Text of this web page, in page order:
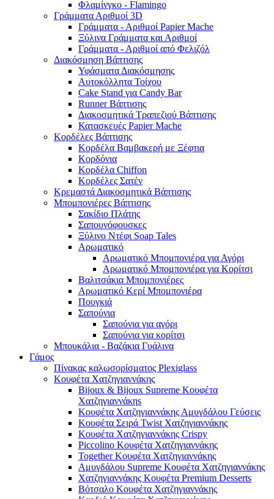
Φλαμίνγκο - Flamingo
Γράμματα Αριθμοί 3D
Γράμματα - Αριθμοί Papier Mache
Ξύλινα Γράμματα και Αριθμοί
Γράμματα - Αριθμοί από Φελιζόλ
Διακόσμηση Βάπτισης
Υφάσματα Διακόσμησης
Αυτοκόλλητα Τοίχου
Cake Stand για Candy Bar
Runner Βάπτισης
Διακοσμητικά Τραπεζιού Βάπτισης
Κατασκευές Papier Mache
Κορδέλες Βάπτισης
Κορδέλα Βαμβακερή με Ξέφτια
Κορδόνια
Κορδέλα Chiffon
Κορδέλες Σατέν
Κρεμαστά Διακοσμητικά Βάπτισης
Μπομπονιέρες Βάπτισης
Σακίδιο Πλάτης
Σαπουνόφουσκες
Ξύλινο Ντέφι Soap Tales
Αρωματικό
Αρωματικό Μπομπονιέρα για Αγόρι
Αρωματικό Μπομπονιέρα για Κορίτσι
Βαλιτσάκια Μπομπονιέρες
Αρωματικό Κερί Μπομπονιέρα
Πουγκιά
Σαπούνια
Σαπούνια για αγόρι
Σαπούνια για κορίτσι
Μπουκάλια - Βαζάκια Γυάλινα
Γάμος
Πίνακας καλωσορίσματος Plexiglass
Κουφέτα Χατζηγιαννάκης
Bijoux & Bijoux Supreme Κουφέτα
Χατζηγιαννάκηs
Κουφέτα Χατζηγιαννάκης Αμυγδάλου Γεύσεις
Κουφέτα Σειρά Twist Χατζηγιαννάκης
Κουφέτα Χατζηγιαννάκης Crispy
Piccolino Κουφέτα Χατζηγιαννάκης
Together Κουφέτα Χατζηγιαννάκης
Αμυγδάλου Supreme Κουφέτα Χατζηγιαννάκης
Χατζηγιαννάκης Κουφέτα Premium Desserts
Βότσαλο Κουφέτα Χατζηγιαννάκης